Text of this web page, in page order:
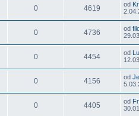
0 4619 od
0 4736 od
0 4454 od
0 4156 od
0 4405 od